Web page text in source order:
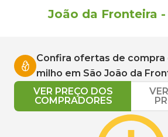
João da Fronteira -
Confira ofertas de compra
milho em São João da
VER PREÇO DOS
COMPRADORES